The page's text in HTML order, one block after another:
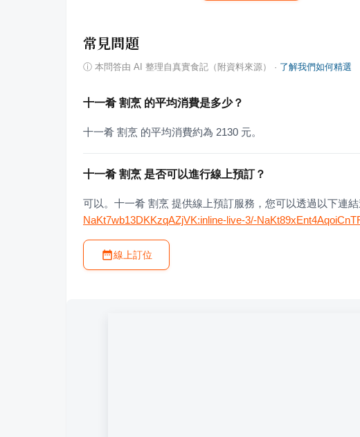
常見問題
ⓘ 本問答由 AI 整理自真實食記（附資料來源） · 了解我們如何精選
十一肴 割烹 的平均消費是多少？
十一肴 割烹 的平均消費約為 2130 元。
十一肴 割烹 是否可以進行線上預訂？
可以。十一肴 割烹 提供線上預訂服務，您可以透過以下連結
NaKt7wb13DKKzqAZjVK:inline-live-3/-
線上訂位